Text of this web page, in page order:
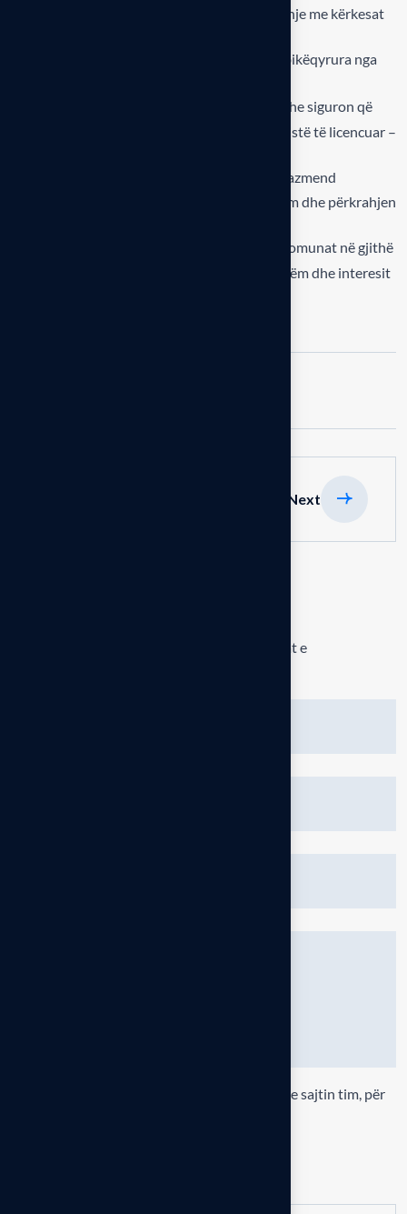
inxhinierët e propozuar nga OIRK, në përputhje me kërkesat
Refuzim i projekteve të hartuara apo mbikëqyrura nga
Marrëveshja ndihmon zbatimin e ligjit dhe siguron që
projektet në Pejë të zhvillohen nga profesionistë të licencuar –
Faleminderim i veçantë për Kryetarin Gazmend
Muhaxheri për gatishmërinë për bashkëpunim dhe përkrahjen
OIRK do të vazhdojë partneritetet me komunat në gjithë
vendin në funksion të zhvillimit të qëndrueshëm dhe interesit
Next
Fushat e
Ruaje në këtë shfletues emrin, email-in dhe sajtin tim, për